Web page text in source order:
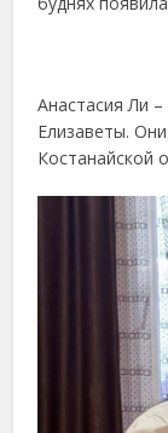
Анастасия Ли
Елизаветы.
Костанайской